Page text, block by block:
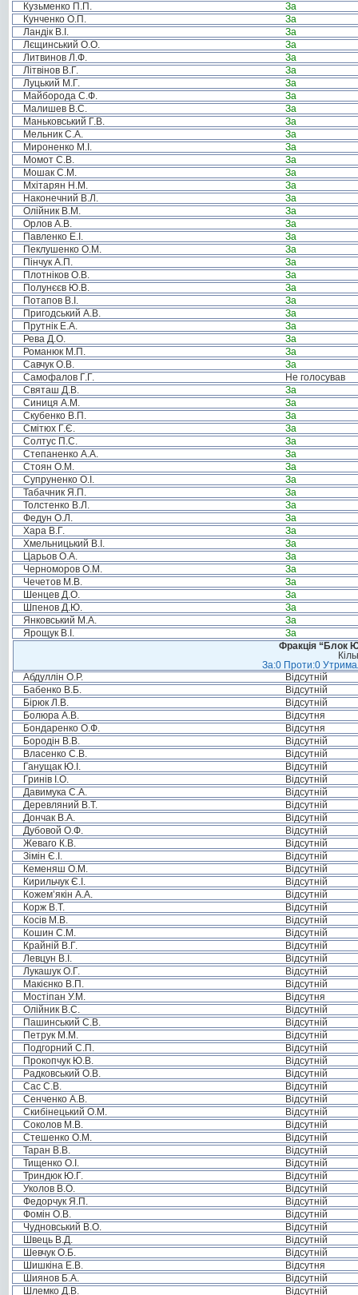
Кузьменко П.П.
За
Кунченко О.П.
За
Ландік В.І.
За
Лєщинський О.О.
За
Литвинов Л.Ф.
За
Літвінов В.Г.
За
Луцький М.Г.
За
Майборода С.Ф.
За
Малишев В.С.
За
Маньковський Г.В.
За
Мельник С.А.
За
Мироненко М.І.
За
Момот С.В.
За
Мошак С.М.
За
Мхітарян Н.М.
За
Наконечний В.Л.
За
Олійник В.М.
За
Орлов А.В.
За
Павленко Е.І.
За
Пеклушенко О.М.
За
Пінчук А.П.
За
Плотніков О.В.
За
Полунєєв Ю.В.
За
Потапов В.І.
За
Пригодський А.В.
За
Прутнік Е.А.
За
Рева Д.О.
За
Романюк М.П.
За
Савчук О.В.
За
Самофалов Г.Г.
Не голосував
Святаш Д.В.
За
Синиця А.М.
За
Скубенко В.П.
За
Смітюх Г.Є.
За
Солтус П.С.
За
Степаненко А.А.
За
Стоян О.М.
За
Супруненко О.І.
За
Табачник Я.П.
За
Толстенко В.Л.
За
Федун О.Л.
За
Хара В.Г.
За
Хмельницький В.І.
За
Царьов О.А.
За
Черноморов О.М.
За
Чечетов М.В.
За
Шенцев Д.О.
За
Шпенов Д.Ю.
За
Янковський М.А.
За
Ярощук В.І.
За
Фракція “Блок
За:0 Проти:0
Абдуллін О.Р.
Відсутній
Бабенко В.Б.
Відсутній
Бірюк Л.В.
Відсутній
Болюра А.В.
Відсутня
Бондаренко О.Ф.
Відсутня
Бородін В.В.
Відсутній
Власенко С.В.
Відсутній
Ганущак Ю.І.
Відсутній
Гринів І.О.
Відсутній
Давимука С.А.
Відсутній
Деревляний В.Т.
Відсутній
Дончак В.А.
Відсутній
Дубовой О.Ф.
Відсутній
Жеваго К.В.
Відсутній
Зімін Є.І.
Відсутній
Кеменяш О.М.
Відсутній
Кирильчук Є.І.
Відсутній
Кожем’якін А.А.
Відсутній
Корж В.Т.
Відсутній
Косів М.В.
Відсутній
Кошин С.М.
Відсутній
Крайній В.Г.
Відсутній
Левцун В.І.
Відсутній
Лукашук О.Г.
Відсутній
Макієнко В.П.
Відсутній
Мостіпан У.М.
Відсутня
Олійник В.С.
Відсутній
Пашинський С.В.
Відсутній
Петрук М.М.
Відсутній
Подгорний С.П.
Відсутній
Прокопчук Ю.В.
Відсутній
Радковський О.В.
Відсутній
Сас С.В.
Відсутній
Сенченко А.В.
Відсутній
Скибінецький О.М.
Відсутній
Соколов М.В.
Відсутній
Стешенко О.М.
Відсутній
Таран В.В.
Відсутній
Тищенко О.І.
Відсутній
Триндюк Ю.Г.
Відсутній
Уколов В.О.
Відсутній
Федорчук Я.П.
Відсутній
Фомін О.В.
Відсутній
Чудновський В.О.
Відсутній
Швець В.Д.
Відсутній
Шевчук О.Б.
Відсутній
Шишкіна Е.В.
Відсутня
Шиянов Б.А.
Відсутній
Шлемко Д.В.
Відсутній